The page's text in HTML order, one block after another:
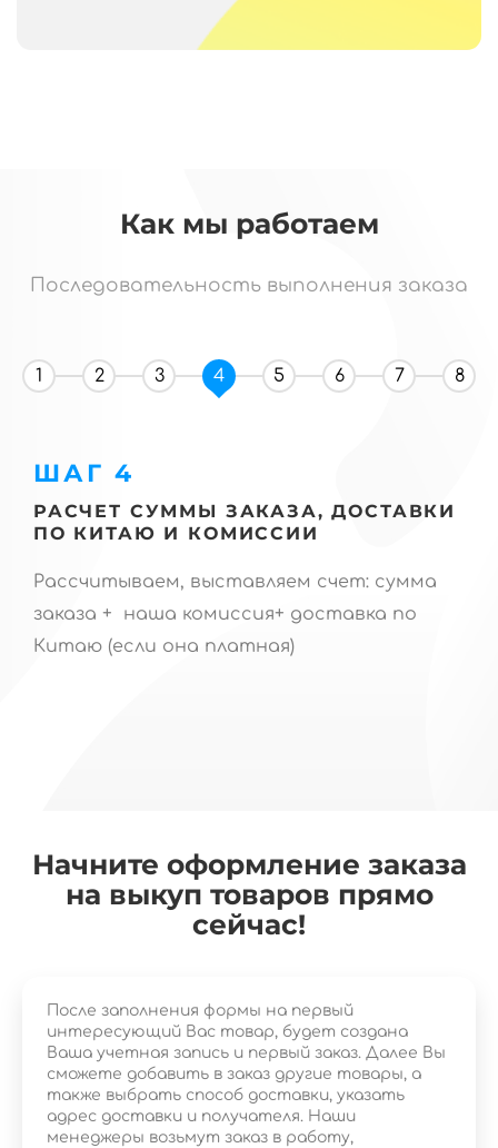
Как мы работаем
Последовательность выполнения заказа
1 2 3 4 5 6 7 8
ШАГ 4
РАСЧЕТ СУММЫ ЗАКАЗА, ДОСТАВКИ
ПО КИТАЮ И КОМИССИИ
Рассчитываем, выставляем счет: сумма
заказа + наша комиссия+ доставка по
Китаю (если она платная)
Начните оформление заказа
на выкуп товаров прямо
сейчас!
После заполнения формы на первый
интересующий Вас товар, будет создана
Ваша учетная запись и первый заказ. Далее Вы
сможете добавить в заказ другие товары, а
также выбрать способ доставки, указать
адрес доставки и получателя. Наши
менеджеры возьмут заказ в работу,